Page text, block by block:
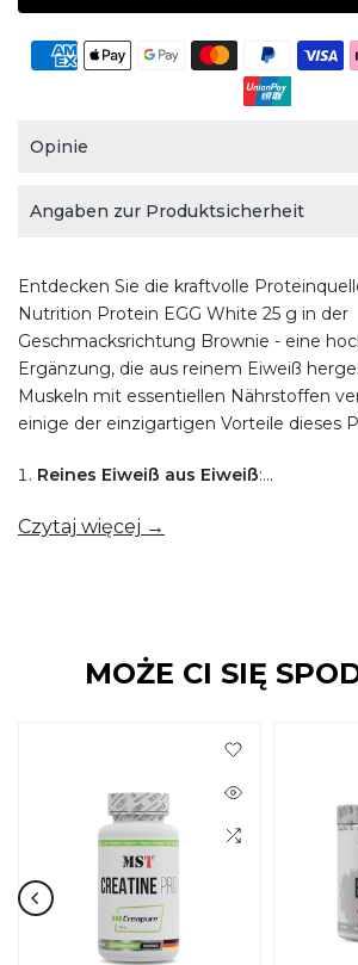
Opinie
Angaben zur Produktsicherheit
Entdecken Sie die kraftvolle
Nutrition Protein EGG White 25 g in der
Geschmacksrichtung Brownie - eine
Ergänzung, die aus reinem Eiweiß
Muskeln mit essentiellen Nährstoffen
einige der einzigartigen Vorteile dieses
Reines Eiweiß aus Eiweiß:...
Czytaj więcej →
MOŻE CI SIĘ